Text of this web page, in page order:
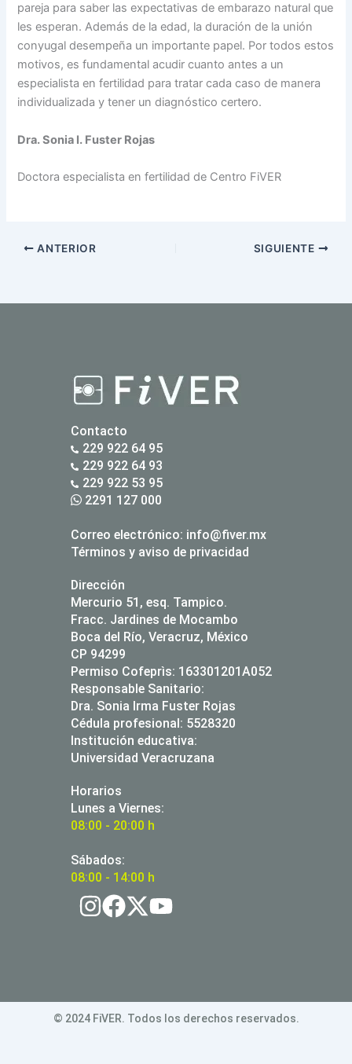
pareja para saber las expectativas de embarazo natural que
les esperan. Además de la edad, la duración de la unión
conyugal desempeña un importante papel. Por todos estos
motivos, es fundamental acudir cuanto antes a un
especialista en fertilidad para tratar cada caso de manera
individualizada y tener un diagnóstico certero.
Dra. Sonia I. Fuster Rojas
Doctora especialista en fertilidad de Centro FiVER
ANTERIOR SIGUIENTE
Contacto
229 922 64 95
229 922 64 93
229 922 53 95
2291 127 000
Correo electrónico: info@fiver.mx
Términos y aviso de privacidad
Dirección
Mercurio 51, esq. Tampico.
Fracc. Jardines de Mocambo
Boca del Río, Veracruz, México
CP 94299
Permiso Cofeprìs: 163301201A052
Responsable Sanitario:
Dra. Sonia Irma Fuster Rojas
Cédula profesional: 5528320
Institución educativa:
Universidad Veracruzana
Horarios
Lunes a Viernes:
08:00 - 20:00 h
Sábados:
08:00 - 14:00 h
© 2024 FiVER. Todos los derechos reservados.